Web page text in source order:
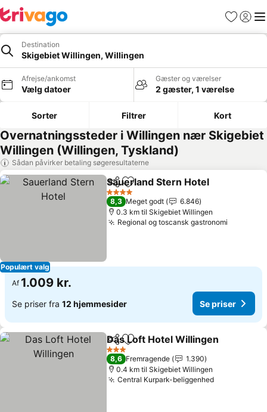
Favoritter
Log ind
Destination
Skigebiet Willingen, Willingen
Afrejse/ankomst
Vælg datoer
Gæster og værelser
2 gæster, 1 værelse
Sorter Filtrer Kort
Overnatningssteder i Willingen nær Skigebiet
Willingen (Willingen, Tyskland)
Sådan påvirker betaling søgeresultaterne
Populært valg
Del Føj til favoritter
Sauerland Stern Hotel
4 Stjerner
8,3 Meget godt
6.846
0.3 km til Skigebiet Willingen
Regional og toscansk gastronomi
Af 1.009 kr.
Se priser fra 12 hjemmesider Se priser
Del Føj til favoritter
Das Loft Hotel Willingen
3 Stjerner
8,6 Fremragende
1.390
0.4 km til Skigebiet Willingen
Central Kurpark-beliggenhed